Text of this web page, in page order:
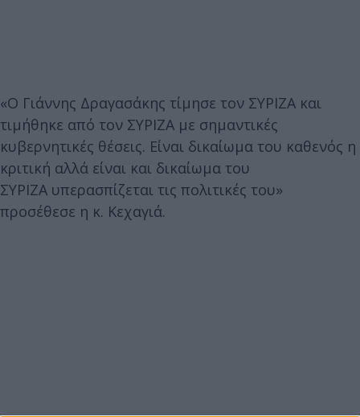
«Ο Γιάννης Δραγασάκης τίμησε τον ΣΥΡΙΖΑ και
τιμήθηκε από τον ΣΥΡΙΖΑ με σημαντικές
κυβερνητικές θέσεις. Είναι δικαίωμα του καθενός η
κριτική αλλά είναι και δικαίωμα του
ΣΥΡΙΖΑ υπερασπίζεται τις πολιτικές του»
προσέθεσε η κ. Κεχαγιά.